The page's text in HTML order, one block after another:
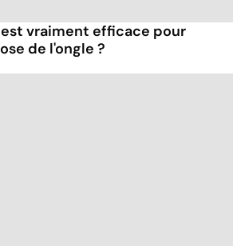
vraiment efficace pour
de l'ongle ?